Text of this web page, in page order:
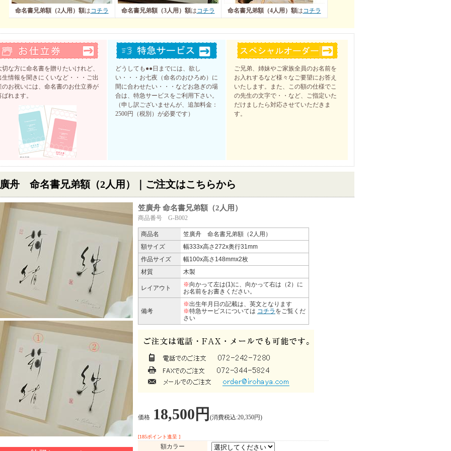
命名書兄弟額（2人用）額はコチラ 命名書兄弟額（3人用）額はコチラ 命名書兄弟額（4人用）額はコチラ
切な方に命名書を贈りたいけれど、
生情報を聞きにくいなど・・・ご出
のお祝いには、命名書のお仕立券が
ばれます。
どうしても●●日までには、欲し
い・・・お七夜（命名のおひろめ）に
間に合わせたい・・・などお急ぎの場
合は、特急サービスをご利用下さい。
（申し訳ございませんが、追加料金：
2500円（税別）が必要です）
ご兄弟、姉妹やご家族全員のお名前を
お入れするなど様々なご要望にお答え
いたします。また、この額の仕様でこ
の先生の文字で・・など、ご指定いた
だけましたら対応させていただきま
す。
舟 命名書兄弟額（2人用）｜ご注文はこちらから
笠廣舟 命名書兄弟額（2人用）
商品番号 G-B002
商品名
笠廣舟 命名書兄弟額（2人用）
額サイズ
幅333x高さ272x奥行31mm
作品サイズ
幅100x高さ148mmx2枚
材質
木製
レイアウト ※向かって左は(1)に、向かって右は（2）に
お名前をお書きください。
備考
※出生年月日の記載は、英文となります
※特急サービスについては コチラ をご覧くだ
さい
価格 18,500円 (消費税込:20,350円)
[185ポイント進呈 ]
額カラー